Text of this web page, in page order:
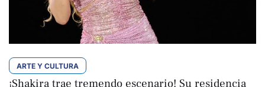
ARTE Y CULTURA
¡Shakira trae tremendo escenario! Su residencia